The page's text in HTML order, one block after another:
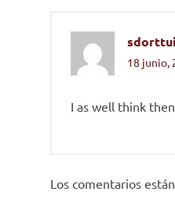
18 junio,
I as well think
Los comentarios